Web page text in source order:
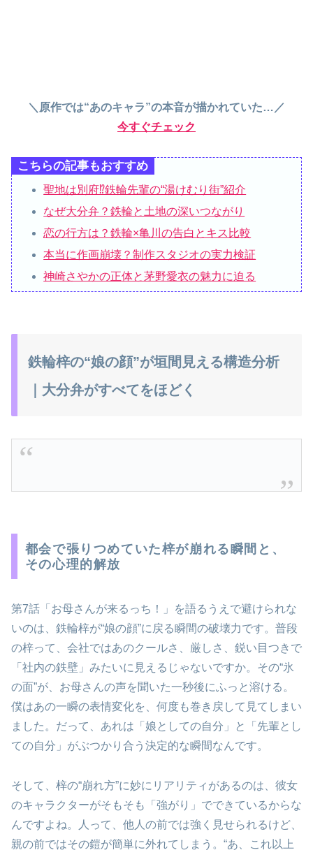
＼原作では“あのキャラ”の本音が描かれていた…／
今すぐチェック
こちらの記事もおすすめ
聖地は別府⁉︎鉄輪先輩の“湯けむり街”紹介
なぜ大分弁？鉄輪と土地の深いつながり
恋の行方は？鉄輪×亀川の告白とキス比較
本当に作画崩壊？制作スタジオの実力検証
神崎さやかの正体と茅野愛衣の魅力に迫る
鉄輪梓の“娘の顔”が垣間見える構造分析
｜大分弁がすべてをほどく
都会で張りつめていた梓が崩れる瞬間と、
その心理的解放
第7話「お母さんが来るっち！」を語るうえで避けられな
いのは、鉄輪梓が“娘の顔”に戻る瞬間の破壊力です。普段
の梓って、会社ではあのクールさ、厳しさ、鋭い目つきで
「社内の鉄壁」みたいに見えるじゃないですか。その“氷
の面”が、お母さんの声を聞いた一秒後にふっと溶ける。
僕はあの一瞬の表情変化を、何度も巻き戻して見てしまい
ました。だって、あれは「娘としての自分」と「先輩とし
ての自分」がぶつかり合う決定的な瞬間なんです。
そして、梓の“崩れ方”に妙にリアリティがあるのは、彼女
のキャラクターがそもそも「強がり」でできているからな
んですよね。人って、他人の前では強く見せられるけど、
親の前ではその鎧が簡単に外れてしまう。“あ、これ以上